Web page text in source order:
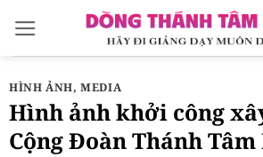
qua
nội
dung
HÌNH ẢNH,MEDIA
Hình ảnh khởi công
Cộng Đoàn Thánh Tâm